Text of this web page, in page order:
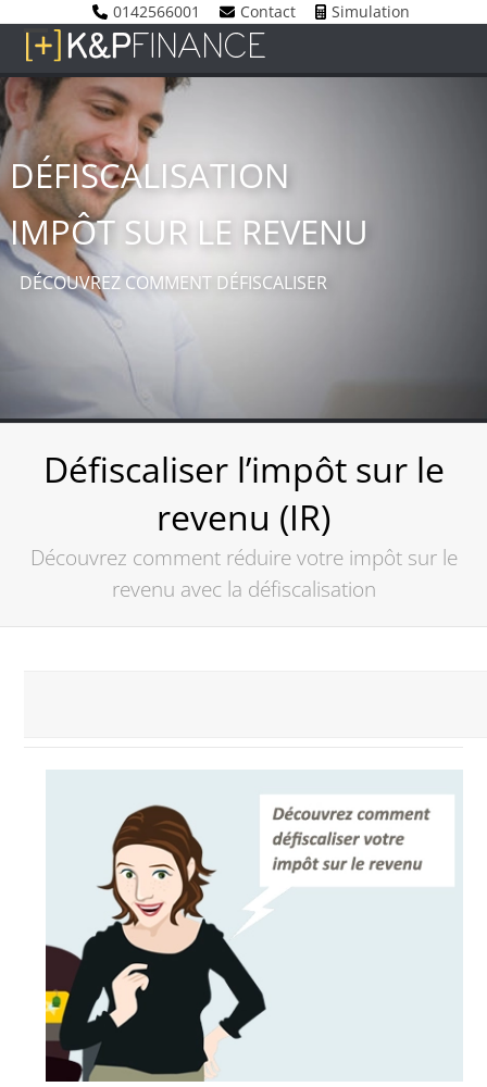
content
0142566001 Contact Simulation
Open
mobile
menu
Close
mobile
menu
DÉFISCALISATION
IMPÔT SUR LE REVENU
DÉCOUVREZ COMMENT DÉFISCALISER
Défiscaliser l’impôt sur le
revenu (IR)
Découvrez comment réduire votre impôt sur le
revenu avec la défiscalisation